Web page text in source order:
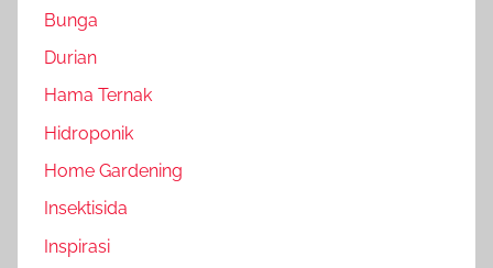
Bunga
Durian
Hama Ternak
Hidroponik
Home Gardening
Insektisida
Inspirasi